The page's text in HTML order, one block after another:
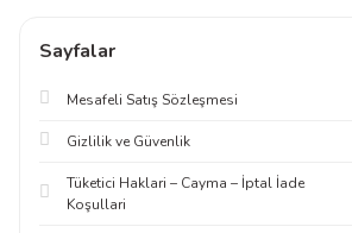
Sayfalar
Mesafeli Satış Sözleşmesi
Gizlilik ve Güvenlik
Tüketici Haklari – Cayma – İptal İade
Koşullari